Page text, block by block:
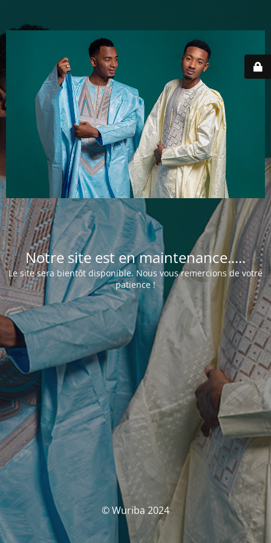
Notre site est en maintenance.....
Le site sera bientôt disponible. Nous vous remercions de votre
patience !
© Wuriba 2024